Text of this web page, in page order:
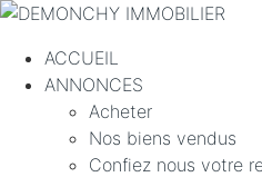
ACCUEIL
ANNONCES
Acheter
Nos biens vendus
Confiez nous votre